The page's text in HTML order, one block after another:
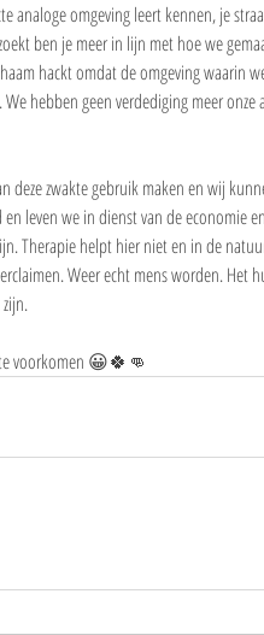
analoge omgeving leert kennen, je
ben je meer in lijn met hoe we
hackt omdat de omgeving waarin
hebben geen verdediging meer onze
deze zwakte gebruik maken en wij
leven we in dienst van de economie
Therapie helpt hier niet en in de
Weer echt mens worden. Het
voorkomen 😀🍀👊